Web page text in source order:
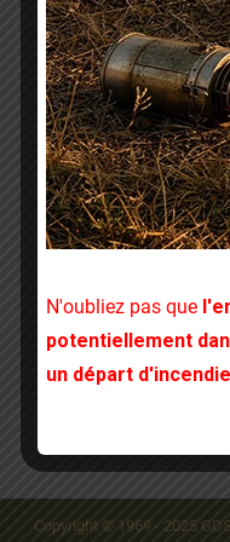
Pourquoi
moindre
Bonnes Pratiques Par
271 Commentaires
De la famille des
Copyright © 1969 - 2025
N'oubliez pas que
potentiellement
un départ d'incendie